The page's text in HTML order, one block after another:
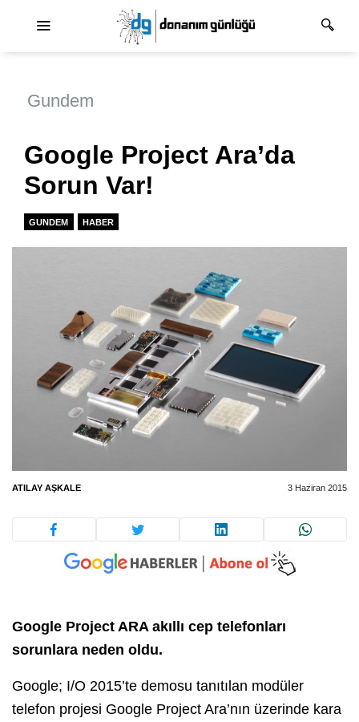
Gundem
Google Project Ara’da
Sorun Var!
GUNDEM HABER
ATILAY AŞKALE 3 Haziran 2015
Google Project ARA akıllı cep telefonları
sorunlara neden oldu.
Google; I/O 2015’te demosu tanıtılan modüler
telefon projesi Google Project Ara’nın üzerinde kara